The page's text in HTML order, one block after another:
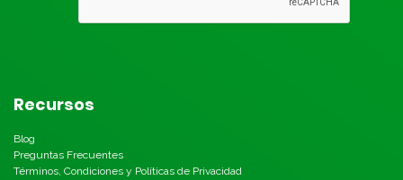
Recursos
Blog
Preguntas Frecuentes
Términos, Condiciones y Políticas de Privacidad